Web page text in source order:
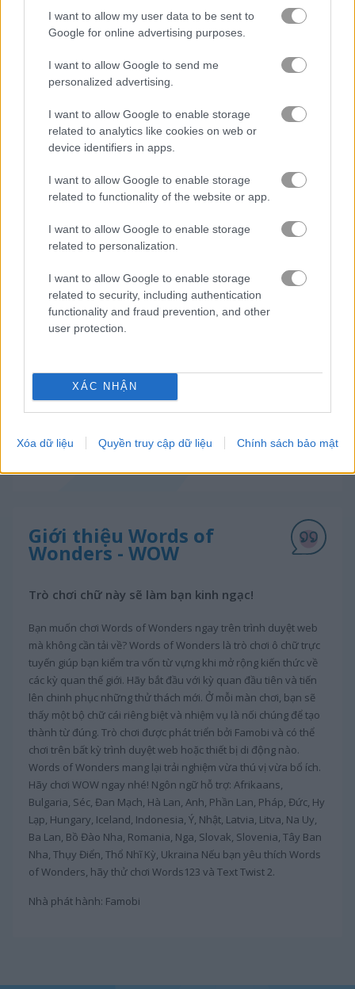
I want to allow my user data to be sent to
Google for online advertising purposes.
I want to allow Google to send me
personalized advertising.
I want to allow Google to enable storage
related to analytics like cookies on web or
device identifiers in apps.
I want to allow Google to enable storage
related to functionality of the website or app.
I want to allow Google to enable storage
related to personalization.
I want to allow Google to enable storage
related to security, including authentication
functionality and fraud prevention, and other
user protection.
XÁC NHẬN
Xóa dữ liệu Quyền truy cập dữ liệu Chính sách bảo mật
chữ
wow
Video gameplay
Cách chơi Words of Wonders - WOW
Giới thiệu Words of
Wonders - WOW
Trò chơi chữ này sẽ làm bạn kinh ngạc!
Bạn muốn chơi Words of Wonders ngay trên trình duyệt web
mà không cần tải về? Words of Wonders là trò chơi ô chữ trực
tuyến giúp bạn kiểm tra vốn từ vựng khi mở rộng kiến thức về
các kỳ quan thế giới. Hãy bắt đầu với kỳ quan đầu tiên và tiến
lên chinh phục những thử thách mới. Ở mỗi màn chơi, bạn sẽ
thấy một bộ chữ cái riêng biệt và nhiệm vụ là nối chúng để tạo
thành từ đúng. Trò chơi được phát triển bởi Famobi và có thể
chơi trên bất kỳ trình duyệt web hoặc thiết bị di động nào.
Words of Wonders mang lại trải nghiệm vừa thú vị vừa bổ ích.
Hãy chơi WOW ngay nhé! Ngôn ngữ hỗ trợ: Afrikaans,
Bulgaria, Séc, Đan Mạch, Hà Lan, Anh, Phần Lan, Pháp, Đức, Hy
Lạp, Hungary, Iceland, Indonesia, Ý, Nhật, Latvia, Litva, Na Uy,
Ba Lan, Bồ Đào Nha, Romania, Nga, Slovak, Slovenia, Tây Ban
Nha, Thụy Điển, Thổ Nhĩ Kỳ, Ukraina Nếu bạn yêu thích Words
of Wonders, hãy thử chơi Words123 và Text Twist 2.
Nhà phát hành: Famobi